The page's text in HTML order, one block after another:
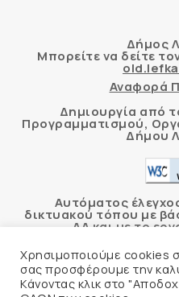
Δήμος
Μπορείτε να δείτε
Αναφορά
Δημιουργία από
Προγραμματισμού,
Δήμου
Αυτόματος
δικτυακού τόπου με
AA και με το
Δήλωση
Χρησιμοποιούμε cookies
σας προσφέρουμε την
Κάνοντας κλικ στο